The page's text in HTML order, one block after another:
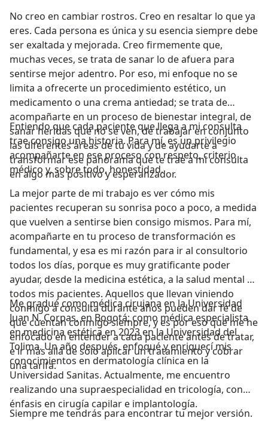
No creo en cambiar rostros. Creo en resaltar lo que ya
eres. Cada persona es única y su esencia siempre debe
ser exaltada y mejorada. Creo firmemente que,
muchas veces, se trata de sanar lo de afuera para
sentirse mejor adentro. Por eso, mi enfoque no se
limita a ofrecerte un procedimiento estético, un
medicamento o una crema antiedad; se trata de
acompañarte en un proceso de bienestar integral, de
sanar heridas que no se ven, de trabajar en conjunto
las diferentes áreas de tu vida y de ayudarte a
transformar ese panorama que te trae a mi consulta
en algo más positivo y esperanzador.
Entiendo que cada paciente que llega a mi consulta
trae consigo una historia. Para mí, es un privilegio
acompañarte en ese proceso con respeto, criterio
médico y, sobre todo, honestidad.
La mejor parte de mi trabajo es ver cómo mis
pacientes recuperan su sonrisa poco a poco, a medida
que vuelven a sentirse bien consigo mismos. Para mí,
acompañarte en tu proceso de transformación es
fundamental, y esa es mi razón para ir al consultorio
todos los días, porque es muy gratificante poder
ayudar, desde la medicina estética, a la salud mental de
todos mis pacientes. Aquellos que llevan viniendo
conmigo a consulta durante años pueden dar fe de
que cuentan conmigo siempre, y es por eso que me he
enfocado en entender a cada paciente antes de tratar,
e ir más allá de solo aplicar un tratamiento y cobrar
una tarifa.
Me gradué como médica cirujana en la Universidad
Juan N. Corpas, en Bogotá; como médica especialista
en medicina estética en 2023 en la Universidad del
Tolima. Un año después, enfoqué y enriquecí mis
conocimientos en dermatología clínica en la
Universidad Sanitas. Actualmente, me encuentro
realizando una supraespecialidad en tricología, con
énfasis en cirugía capilar e implantología.
Siempre me tendrás para encontrar tu mejor versión.